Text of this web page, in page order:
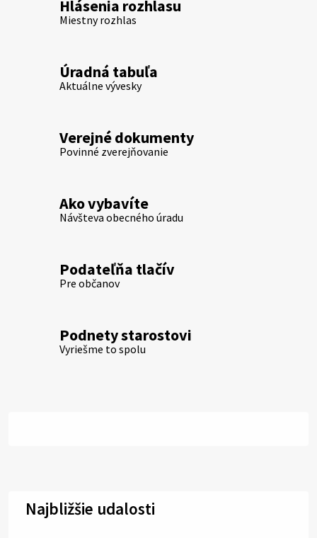
Hlásenia rozhlasu
Miestny rozhlas
Úradná tabuľa
Aktuálne vývesky
Verejné dokumenty
Povinné zverejňovanie
Ako vybavíte
Návšteva obecného úradu
Podateľňa tlačív
Pre občanov
Podnety starostovi
Vyriešme to spolu
Najbližšie udalosti